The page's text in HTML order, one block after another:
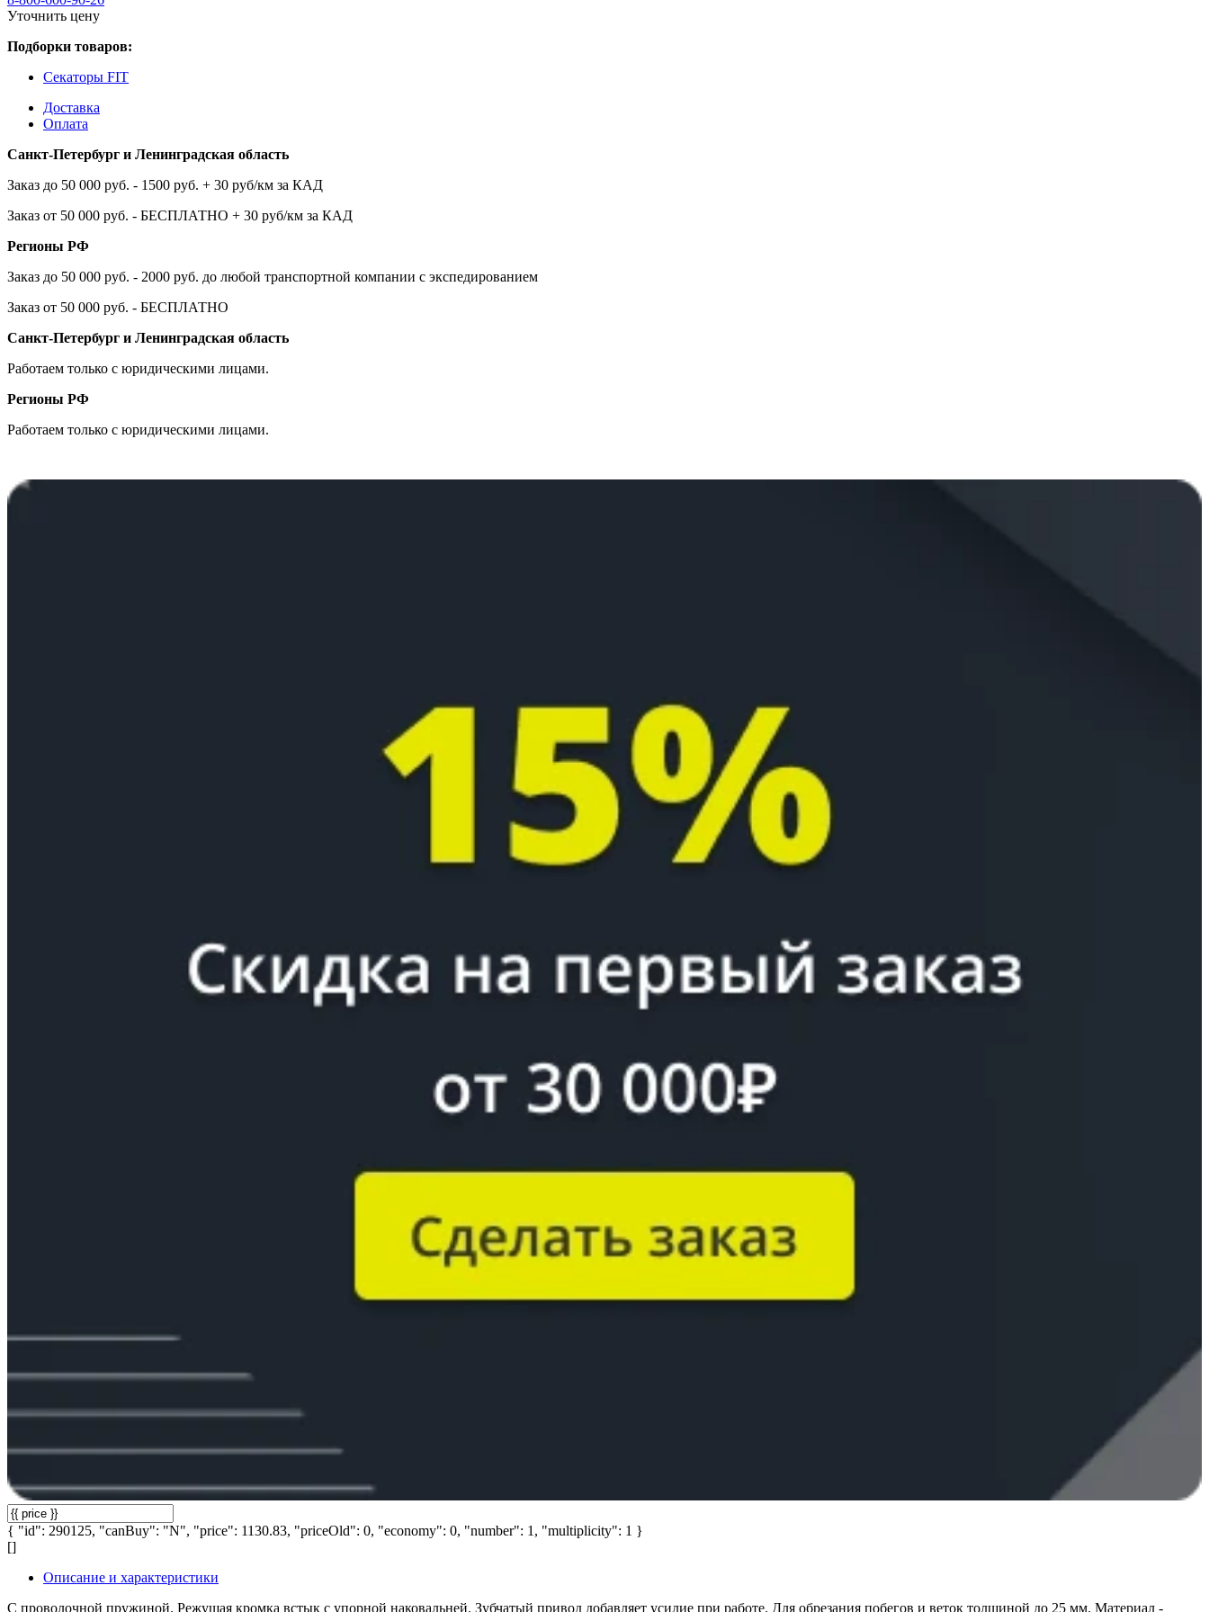
Уточнить цену
Подборки товаров:
Секаторы FIT
Доставка
Оплата
Санкт-Петербург и Ленинградская область
Заказ до 50 000 руб. - 1500 руб. + 30 руб/км за КАД
Заказ от 50 000 руб. - БЕСПЛАТНО + 30 руб/км за КАД
Регионы РФ
Заказ до 50 000 руб. - 2000 руб. до любой транспортной компании с экспедированием
Заказ от 50 000 руб. - БЕСПЛАТНО
Санкт-Петербург и Ленинградская область
Работаем только с юридическими лицами.
Регионы РФ
Работаем только с юридическими лицами.
{ "id": 290125, "canBuy": "N", "price": 1130.83, "priceOld": 0, "economy": 0, "number": 1, "multiplicity": 1 }
[]
Описание и характеристики
С проволочной пружиной. Режущая кромка встык с упорной наковальней. Зубчатый привод добавляет усилие при работе. Для обрезания побегов и веток толщиной до 25 мм. Материал -